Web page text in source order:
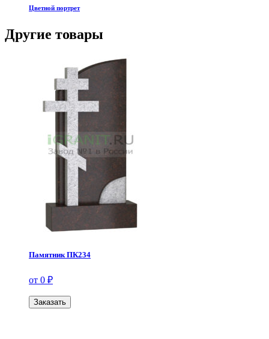
Цветной портрет
Другие товары
Памятник ПК234
от 0 ₽
Заказать